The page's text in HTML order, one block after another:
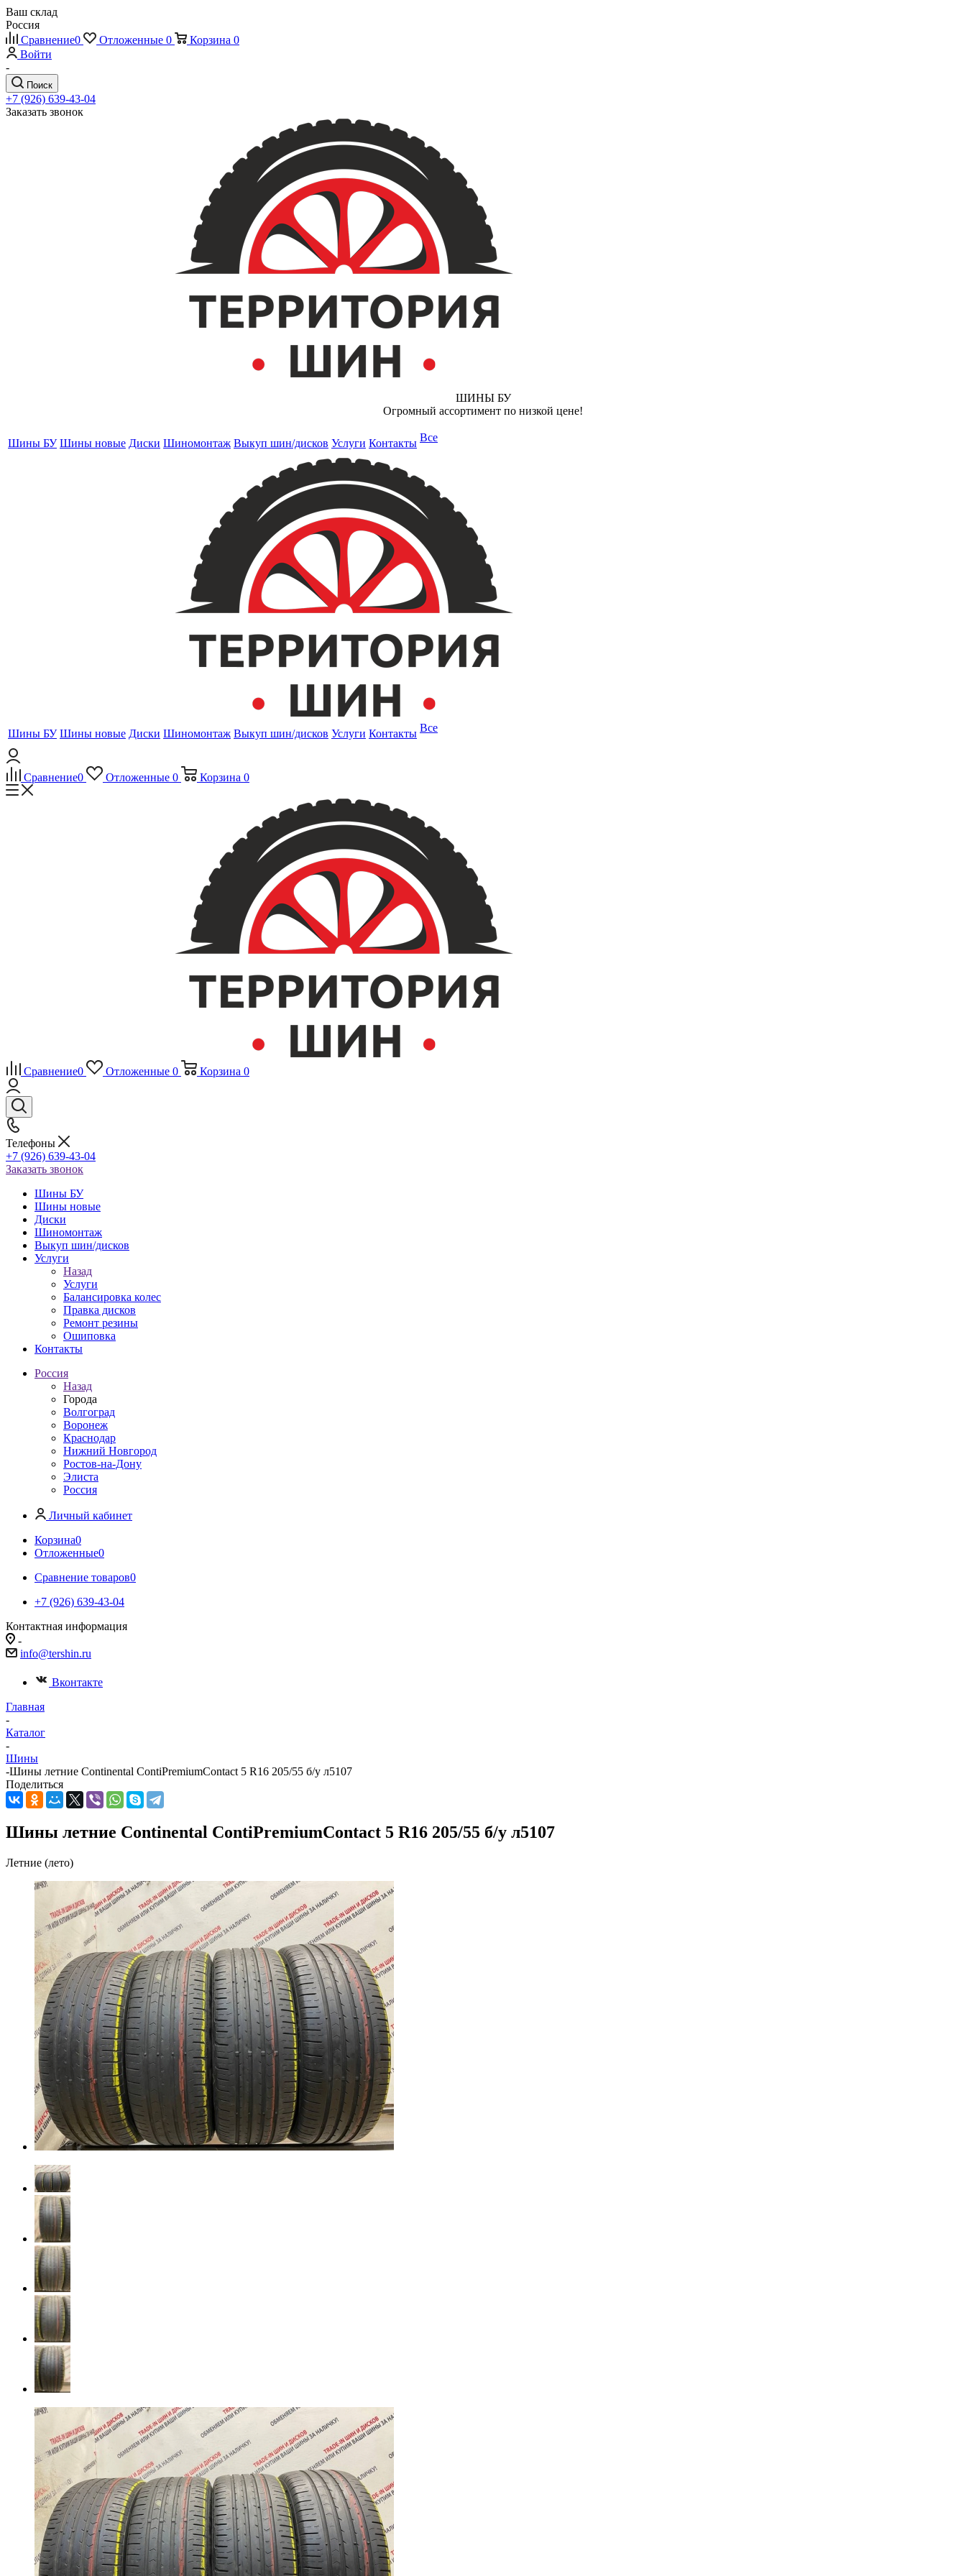
Ваш склад
Россия
Сравнение0 Отложенные 0 Корзина 0
Войти
-
Поиск
+7 (926) 639-43-04
Заказать звонок
ШИНЫ БУ
Огромный ассортимент по низкой цене!
Шины БУ Шины новые Диски Шиномонтаж Выкуп шин/дисков Услуги Контакты Все
Шины БУ Шины новые Диски Шиномонтаж Выкуп шин/дисков Услуги Контакты Все
Сравнение0 Отложенные 0 Корзина 0
Сравнение0 Отложенные 0 Корзина 0
Телефоны
+7 (926) 639-43-04
Заказать звонок
Шины БУ
Шины новые
Диски
Шиномонтаж
Выкуп шин/дисков
Услуги
Назад
Услуги
Балансировка колес
Правка дисков
Ремонт резины
Ошиповка
Контакты
Россия
Назад
Города
Волгоград
Воронеж
Краснодар
Нижний Новгород
Ростов-на-Дону
Элиста
Россия
Личный кабинет
Корзина0
Отложенные0
Сравнение товаров0
+7 (926) 639-43-04
Контактная информация
-
info@tershin.ru
Вконтакте
Главная
-
Каталог
-
Шины
-Шины летние Continental ContiPremiumContact 5 R16 205/55 б/у л5107
Поделиться
Шины летние Continental ContiPremiumContact 5 R16 205/55 б/у л5107
Летние (лето)